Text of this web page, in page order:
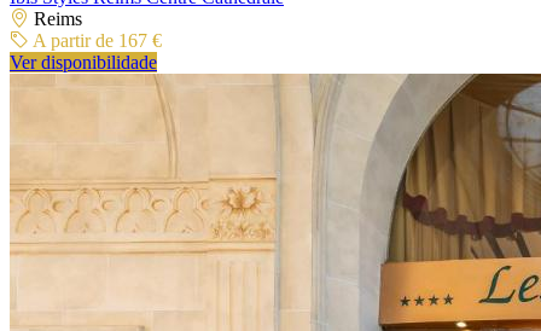
Reims
A partir de 167 €
Ver disponibilidade